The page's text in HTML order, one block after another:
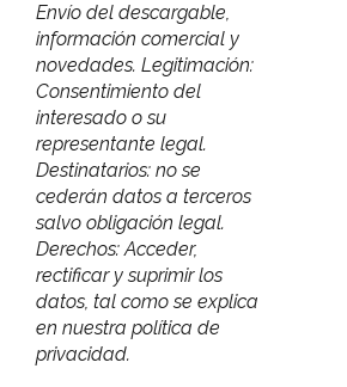
Envío del descargable,
información comercial y
novedades. Legitimación:
Consentimiento del
interesado o su
representante legal.
Destinatarios: no se
cederán datos a terceros
salvo obligación legal.
Derechos: Acceder,
rectificar y suprimir los
datos, tal como se explica
en nuestra política de
privacidad.